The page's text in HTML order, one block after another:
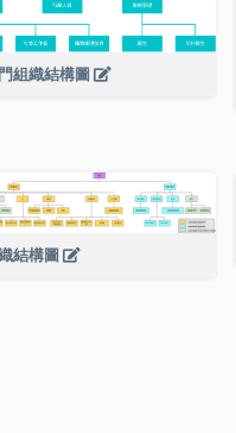
組織結構圖
結構圖